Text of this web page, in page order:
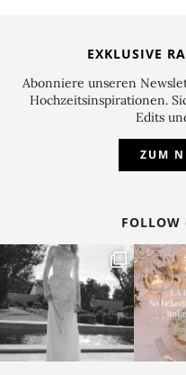
EXKLUSIVE
Abonniere unseren
Hochzeitsinspirationen.
Edits
ZUM
FOLLOW